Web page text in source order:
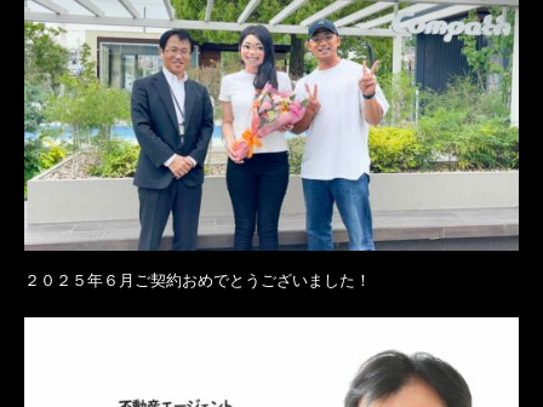
２０２５年６月ご契約おめでとうございました！